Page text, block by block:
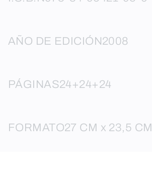
AÑO DE EDICIÓN2008
PÁGINAS24+24+24
FORMATO27 CM x 23,5 CM